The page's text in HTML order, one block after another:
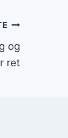
og
ret